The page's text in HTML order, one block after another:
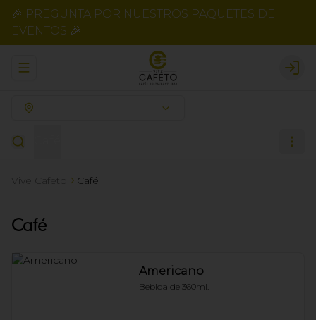
🎉 PREGUNTA POR NUESTROS PAQUETES DE
EVENTOS 🎉
Abrir menu de navegación
Vive Cafeto Café
Café
Americano
Bebida de 360ml.